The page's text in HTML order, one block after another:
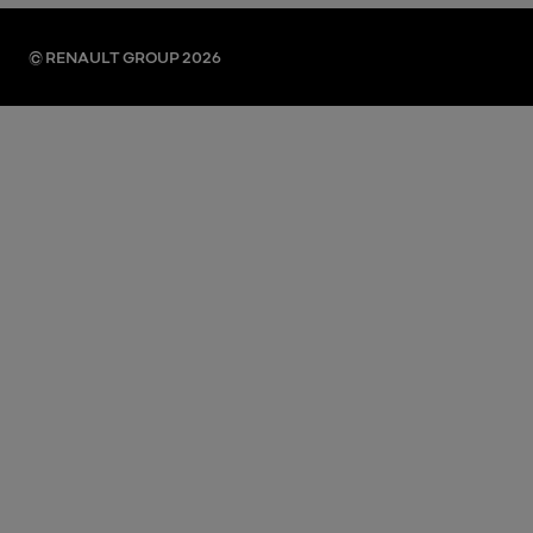
© RENAULT GROUP 2026